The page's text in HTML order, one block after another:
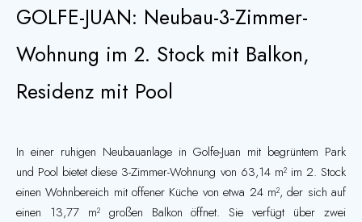
GOLFE-JUAN: Neubau-3-Zimmer-
Wohnung im 2. Stock mit Balkon,
Residenz mit Pool
In einer ruhigen Neubauanlage in Golfe-Juan mit begrüntem Park
und Pool bietet diese 3-Zimmer-Wohnung von 63,14 m² im 2. Stock
einen Wohnbereich mit offener Küche von etwa 24 m², der sich auf
einen 13,77 m² großen Balkon öffnet. Sie verfügt über zwei